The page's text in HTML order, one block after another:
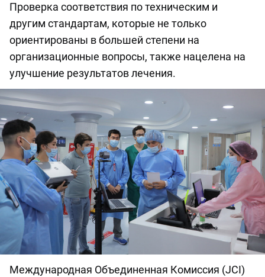
Проверка соответствия по техническим и
другим стандартам, которые не только
ориентированы в большей степени на
организационные вопросы, также нацелена на
улучшение результатов лечения.
Международная Объединенная Комиссия (JCI)